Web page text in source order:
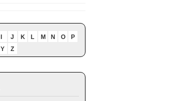
J K L M N O
P
Y Z